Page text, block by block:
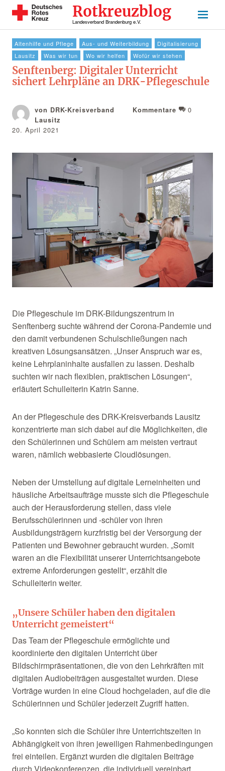
Rotkreuzblog
Landesverband Brandenburg e.V.
Altenhilfe und Pflege Aus- und Weiterbildung
Digitalisierung
Lausitz
Was wir tun Wo wir helfen Wofür wir stehen
Senftenberg: Digitaler Unterricht
sichert Lehrpläne an DRK-Pflegeschule
von DRK-Kreisverband
Lausitz
20. April 2021
Kommentare 0
Die Pflegeschule im DRK-Bildungszentrum in
Senftenberg suchte während der Corona-Pandemie und
den damit verbundenen Schulschließungen nach
kreativen Lösungsansätzen. „Unser Anspruch war es,
keine Lehrplaninhalte ausfallen zu lassen. Deshalb
suchten wir nach flexiblen, praktischen Lösungen“,
erläutert Schulleiterin Katrin Sanne.
An der Pflegeschule des DRK-Kreisverbands Lausitz
konzentrierte man sich dabei auf die Möglichkeiten, die
den Schülerinnen und Schülern am meisten vertraut
waren, nämlich webbasierte Cloudlösungen.
Neben der Umstellung auf digitale Lerneinheiten und
häusliche Arbeitsaufträge musste sich die Pflegeschule
auch der Herausforderung stellen, dass viele
Berufsschülerinnen und -schüler von ihren
Ausbildungsträgern kurzfristig bei der Versorgung der
Patienten und Bewohner gebraucht wurden. „Somit
waren an die Flexibilität unserer Unterrichtsangebote
extreme Anforderungen gestellt“, erzählt die
Schulleiterin weiter.
„Unsere Schüler haben den digitalen
Unterricht gemeistert“
Das Team der Pflegeschule ermöglichte und
koordinierte den digitalen Unterricht über
Bildschirmpräsentationen, die von den Lehrkräften mit
digitalen Audiobeiträgen ausgestaltet wurden. Diese
Vorträge wurden in eine Cloud hochgeladen, auf die die
Schülerinnen und Schüler jederzeit Zugriff hatten.
„So konnten sich die Schüler ihre Unterrichtszeiten in
Abhängigkeit von ihren jeweiligen Rahmenbedingungen
frei einteilen. Ergänzt wurden die digitalen Beiträge